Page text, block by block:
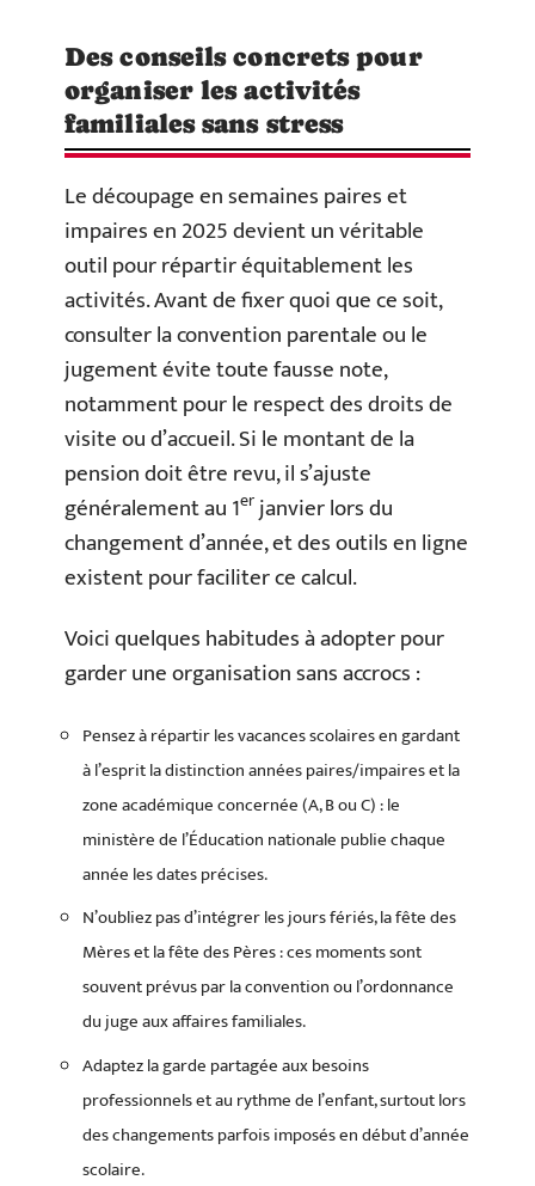
Des conseils concrets pour
organiser les activités
familiales sans stress
Le découpage en semaines paires et
impaires en 2025 devient un véritable
outil pour répartir équitablement les
activités. Avant de fixer quoi que ce soit,
consulter la convention parentale ou le
jugement évite toute fausse note,
notamment pour le respect des droits de
visite ou d’accueil. Si le montant de la
pension doit être revu, il s’ajuste
généralement au 1erjanvier lors du
changement d’année, et des outils en ligne
existent pour faciliter ce calcul.
Voici quelques habitudes à adopter pour
garder une organisation sans accrocs :
Pensez à répartir les vacances scolaires en gardant
à l’esprit la distinction années paires/impaires et la
zone académique concernée (A, B ou C) : le
ministère de l’Éducation nationale publie chaque
année les dates précises.
N’oubliez pas d’intégrer les jours fériés, la fête des
Mères et la fête des Pères : ces moments sont
souvent prévus par la convention ou l’ordonnance
du juge aux affaires familiales.
Adaptez la garde partagée aux besoins
professionnels et au rythme de l’enfant, surtout lors
des changements parfois imposés en début d’année
scolaire.